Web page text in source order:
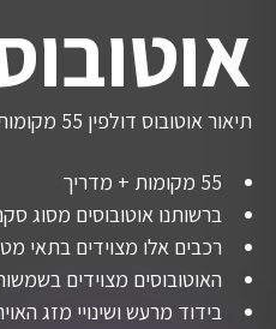
אוטובוס
תיאור אוטובוס דולפין 55 מקומות:
55 מקומות + מדריך
ברשותנו אוטובוסים מסוג
רכבים אלו מצוידים בתאי
האוטובוסים מצוידים
בידוד מרעש ושינויי מזג